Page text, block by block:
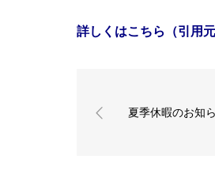
詳しくはこちら（引用元
夏季休暇のお知